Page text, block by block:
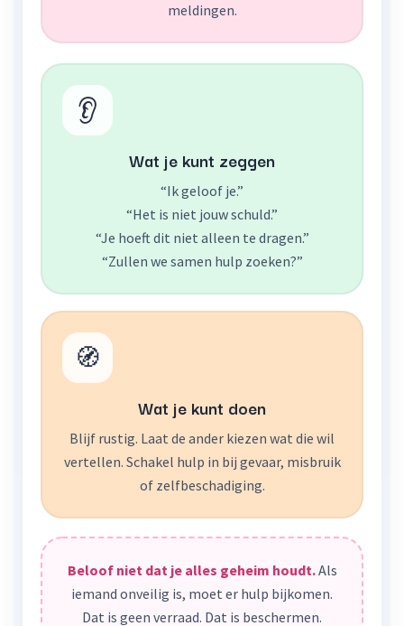
meldingen.
👂
Wat je kunt zeggen
“Ik geloof je.”
“Het is niet jouw schuld.”
“Je hoeft dit niet alleen te dragen.”
“Zullen we samen hulp zoeken?”
🧭
Wat je kunt doen
Blijf rustig. Laat de ander kiezen wat die wil
vertellen. Schakel hulp in bij gevaar, misbruik
of zelfbeschadiging.
Beloof niet dat je alles geheim houdt.Als
iemand onveilig is, moet er hulp bijkomen.
Dat is geen verraad. Dat is beschermen.